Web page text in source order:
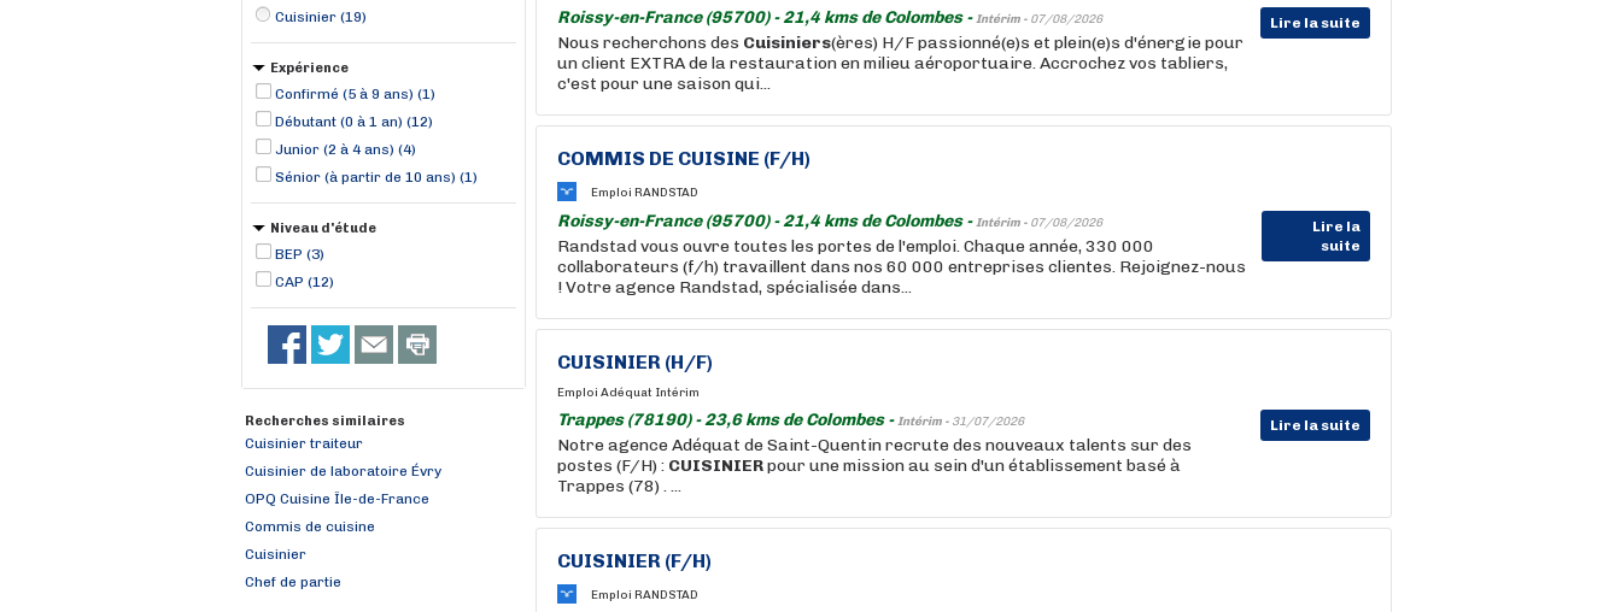
Cuisinier (19)
Expérience
Confirmé (5 à 9 ans) (1)
Débutant (0 à 1 an) (12)
Junior (2 à 4 ans) (4)
Sénior (à partir de 10 ans) (1)
Niveau d'étude
BEP (3)
CAP (12)
Recherches similaires
Cuisinier traiteur
Cuisinier de laboratoire Évry
OPQ Cuisine Île-de-France
Commis de cuisine
Cuisinier
Chef de partie
Roissy-en-France (95700) - 21,4 kms de Colombes -Intérim - 07/08/2026 Lire la suite
Nous recherchons des Cuisiniers(ères) H/F passionné(e)s et plein(e)s d'énergie pour
un client EXTRA de la restauration en milieu aéroportuaire. Accrochez vos tabliers,
c'est pour une saison qui...
COMMIS DE CUISINE (F/H)
Emploi RANDSTAD
Roissy-en-France (95700) - 21,4 kms de Colombes -Intérim - 07/08/2026
Lire la
suite
Randstad vous ouvre toutes les portes de l'emploi. Chaque année, 330 000
collaborateurs (f/h) travaillent dans nos 60 000 entreprises clientes. Rejoignez-nous
! Votre agence Randstad, spécialisée dans...
CUISINIER (H/F)
Emploi Adéquat Intérim
Trappes (78190) - 23,6 kms de Colombes -Intérim - 31/07/2026 Lire la suite
Notre agence Adéquat de Saint-Quentin recrute des nouveaux talents sur des
postes (F/H) : CUISINIERpour une mission au sein d'un établissement basé à
Trappes (78) . ...
CUISINIER (F/H)
Emploi RANDSTAD